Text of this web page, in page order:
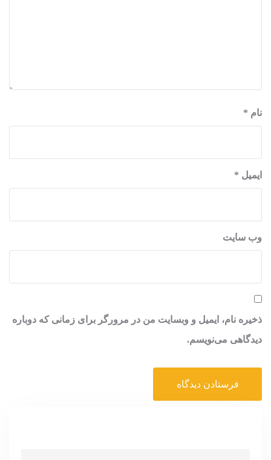
نام *
ایمیل *
وب‌ سایت
ذخیره نام، ایمیل و وبسایت من در مرورگر برای زمانی که دوباره
دیدگاهی می‌نویسم.